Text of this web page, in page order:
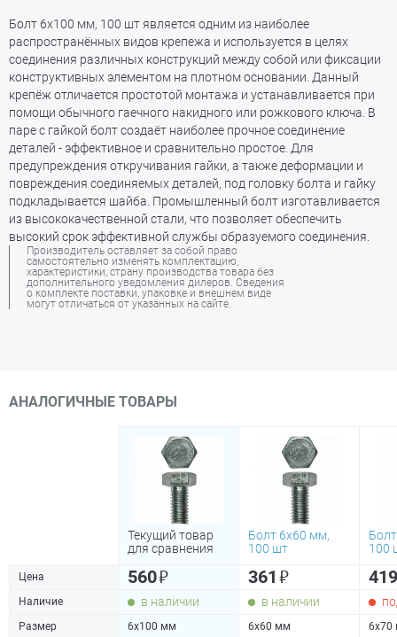
Болт 6х100 мм, 100 шт является одним из наиболее
распространённых видов крепежа и используется в целях
соединения различных конструкций между собой или фиксации
конструктивных элементом на плотном основании. Данный
крепёж отличается простотой монтажа и устанавливается при
помощи обычного гаечного накидного или рожкового ключа. В
паре с гайкой болт создаёт наиболее прочное соединение
деталей - эффективное и сравнительно простое. Для
предупреждения откручивания гайки, а также деформации и
повреждения соединяемых деталей, под головку болта и гайку
подкладывается шайба. Промышленный болт изготавливается
из высококачественной стали, что позволяет обеспечить
высокий срок эффективной службы образуемого соединения.
Производитель оставляет за собой право
самостоятельно изменять комплектацию,
характеристики, страну производства товара без
дополнительного уведомления дилеров. Сведения
о комплекте поставки, упаковке и внешнем виде
могут отличаться от указанных на сайте.
АНАЛОГИЧНЫЕ ТОВАРЫ
Текущий товар
для сравнения
Болт 6х60 мм,
100 шт
100
Цена 560₽ 361 ₽
Наличие в наличии в наличии
Размер 6х100 мм 6х60 мм
6х70